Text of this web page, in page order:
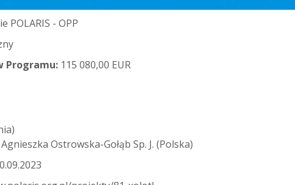
POLARIS - OPP
Programu: 115 080,00 EUR
Ostrowska-Gołąb Sp. J. (Polska)